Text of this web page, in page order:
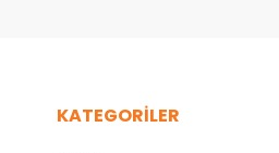
KATEGORİLER